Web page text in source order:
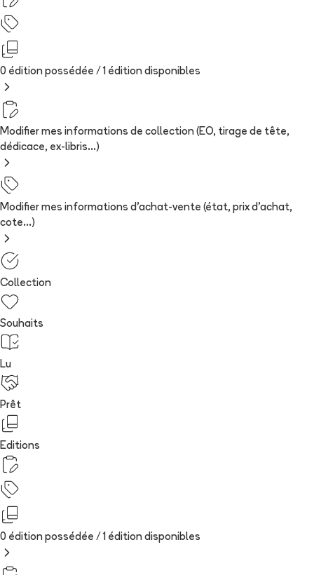
0 édition possédée / 1 édition disponibles
Modifier mes informations de collection (EO, tirage de tête,
dédicace, ex-libris...)
Modifier mes informations d'achat-vente (état, prix d'achat,
cote...)
Collection
Souhaits
Lu
Prêt
Editions
0 édition possédée / 1 édition disponibles